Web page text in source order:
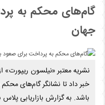
گام‌های محکم به
جهان
نشریه معتبر «نیلسون
خبر داد تا نشانگر گام‌های
باشد. به گزارش بازاریابی پلاس